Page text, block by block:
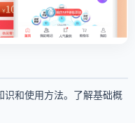
识和使用方法。了解基础概